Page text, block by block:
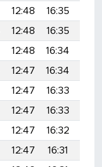
12:48 16:35
12:48 16:35
12:48 16:34
12:47 16:34
12:47 16:33
12:47 16:33
12:47 16:32
12:47 16:31